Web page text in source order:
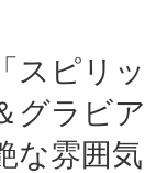
スピリッ
グラビア
な雰囲気